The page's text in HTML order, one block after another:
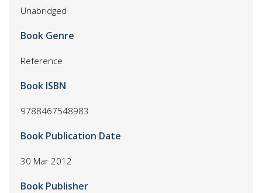
Unabridged
Book Genre
Reference
Book ISBN
9788467548983
Book Publication Date
30 Mar 2012
Book Publisher